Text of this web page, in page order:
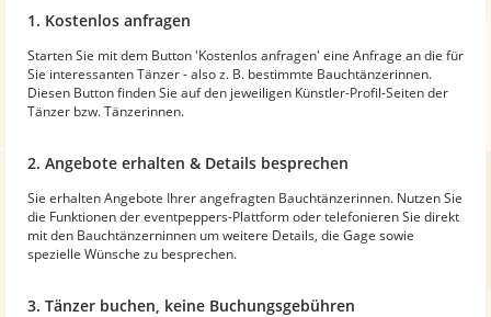
1. Kostenlos anfragen
Starten Sie mit dem Button 'Kostenlos anfragen' eine Anfrage an die für
Sie interessanten Tänzer - also z. B. bestimmte Bauchtänzerinnen.
Diesen Button finden Sie auf den jeweiligen Künstler-Profil-Seiten der
Tänzer bzw. Tänzerinnen.
2. Angebote erhalten & Details besprechen
Sie erhalten Angebote Ihrer angefragten Bauchtänzerinnen. Nutzen Sie
die Funktionen der eventpeppers-Plattform oder telefonieren Sie direkt
mit den Bauchtänzerninnen um weitere Details, die Gage sowie
spezielle Wünsche zu besprechen.
3. Tänzer buchen, keine Buchungsgebühren